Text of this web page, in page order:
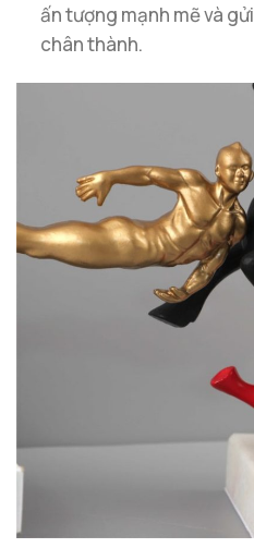
ấn tượng mạnh mẽ và
chân thành.